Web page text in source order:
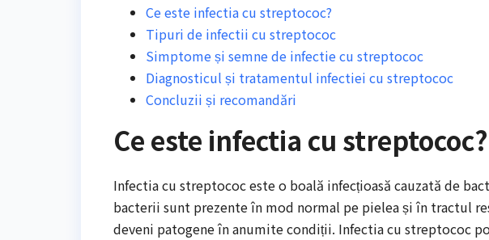
Ce este infectia cu streptococ?
Tipuri de infectii cu streptococ
Simptome și semne de infectie cu streptococ
Diagnosticul și tratamentul infectiei cu streptococ
Concluzii și recomandări
Ce este infectia cu streptococ?
Infectia cu streptococ este o boală infecțioasă cauzată de
bacterii sunt prezente în mod normal pe pielea și în tractul
deveni patogene în anumite condiții. Infectia cu streptococ